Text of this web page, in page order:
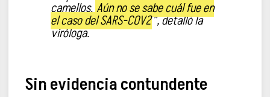
camellos.Aún no se sabe cuál fue en
el caso del SARS-COV2”, detalló la
viróloga.
Sin evidencia contundente